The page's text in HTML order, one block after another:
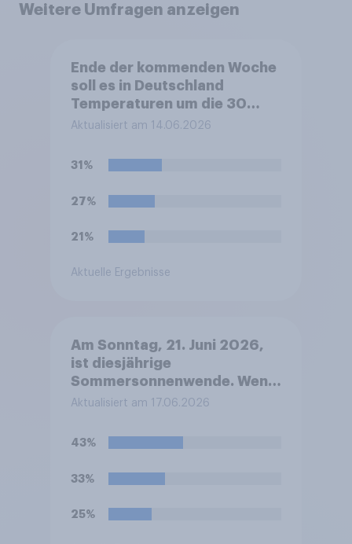
Weitere Umfragen anzeigen
Ende der kommenden Woche
soll es in Deutschland
Temperaturen um die 30
Grad geben. Freuen Sie sich
Aktualisiert am 14.06.2026
31%
27%
21%
Aktuelle Ergebnisse
Am Sonntag, 21. Juni 2026,
ist diesjährige
Sommersonnenwende. Wenn
Sie wählen müssten: Welches
diesbezüglich bei Ihnen
Aktualisiert am 17.06.2026
43%
33%
25%